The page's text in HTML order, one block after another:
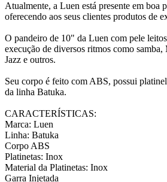
Atualmente, a Luen está presente em boa
oferecendo aos seus clientes produtos de
O pandeiro de 10" da Luen com pele
execução de diversos ritmos como
Jazz e outros.
Seu corpo é feito com ABS, possui
da linha Batuka.
CARACTERÍSTICAS:
Marca: Luen
Linha: Batuka
Corpo ABS
Platinetas: Inox
Material da Platinetas: Inox
Garra Injetada